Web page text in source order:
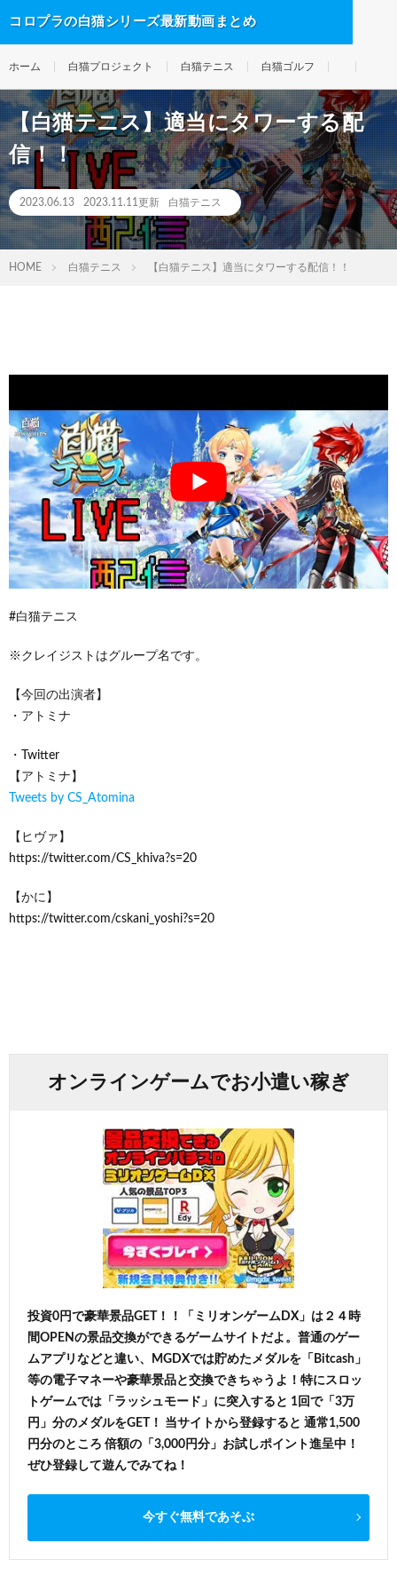
コロプラの白猫シリーズ最新動画まとめ
ホーム 白猫プロジェクト 白猫テニス 白猫ゴルフ
【白猫テニス】適当にタワーする配
信！！
2023.06.13 2023.11.11更新 白猫テニス
HOME 白猫テニス 【白猫テニス】適当にタワーする配信！！
#白猫テニス
※クレイジストはグループ名です。
【今回の出演者】
・アトミナ
・Twitter
【アトミナ】
Tweets by CS_Atomina
【ヒヴァ】
https://twitter.com/CS_khiva?s=20
【かに】
https://twitter.com/cskani_yoshi?s=20
オンラインゲームでお小遣い稼ぎ
投資0円で豪華景品GET！！「ミリオンゲームDX」は２４時
間OPENの景品交換ができるゲームサイトだよ。普通のゲー
ムアプリなどと違い、MGDXでは貯めたメダルを「Bitcash」
等の電子マネーや豪華景品と交換できちゃうよ！特にスロッ
トゲームでは「ラッシュモード」に突入すると 1回で「3万
円」分のメダルをGET！ 当サイトから登録すると 通常1,500
円分のところ 倍額の「3,000円分」お試しポイント進呈中！
ぜひ登録して遊んでみてね！
今すぐ無料であそぶ